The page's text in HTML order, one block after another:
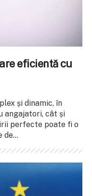
eficientă cu
și dinamic, în
angajatori, cât și
perfecte poate fi o
de...